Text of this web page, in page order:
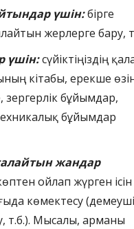
үшін:бірге
жерлерге бару,
үшін:сүйіктіңіздің
кітабы, ерекше
зергерлік бұйымдар,
бұйымдар
жандар
ойлап жүрген ісін
көмектесу
т.б.). Мысалы, арманы